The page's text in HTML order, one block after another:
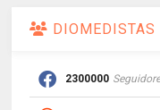
DIOMEDISTAS
2300000